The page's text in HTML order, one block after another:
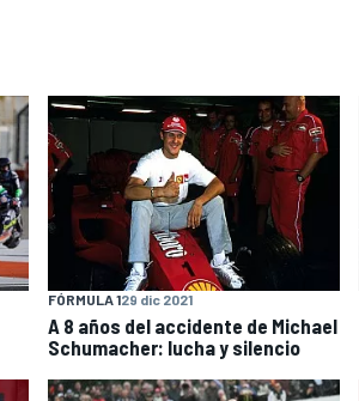
FÓRMULA 129 dic 2021
A 8 años del accidente de Michael
Schumacher: lucha y silencio